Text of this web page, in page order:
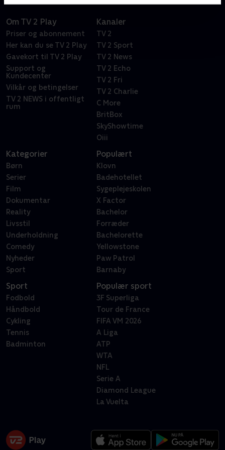
Om TV 2 Play
Priser og abonnement
Her kan du se TV 2 Play
Gavekort til TV 2 Play
Support og
Kundecenter
Vilkår og betingelser
TV 2 NEWS i offentligt
rum
Kanaler
TV 2
TV 2 Sport
TV 2 News
TV 2 Echo
TV 2 Fri
TV 2 Charlie
C More
BritBox
SkyShowtime
Oiii
Kategorier
Børn
Serier
Film
Dokumentar
Reality
Livsstil
Underholdning
Comedy
Nyheder
Sport
Populært
Klovn
Badehotellet
Sygeplejeskolen
X Factor
Bachelor
Forræder
Bachelorette
Yellowstone
Paw Patrol
Barnaby
Sport
Fodbold
Håndbold
Cykling
Tennis
Badminton
Populær sport
3F Superliga
Tour de France
FIFA VM 2026
A Liga
ATP
WTA
NFL
Serie A
Diamond League
La Vuelta